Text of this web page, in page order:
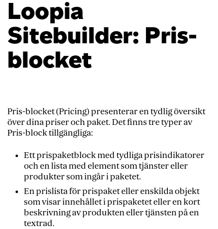
Loopia
Sitebuilder: Pris-
blocket
Pris-blocket (Pricing) presenterar en tydlig översikt
över dina priser och paket. Det finns tre typer av
Pris-block tillgängliga:
Ett prispaketblock med tydliga prisindikatorer
och en lista med element som tjänster eller
produkter som ingår i paketet.
En prislista för prispaket eller enskilda objekt
som visar innehållet i prispaketet eller en kort
beskrivning av produkten eller tjänsten på en
textrad.